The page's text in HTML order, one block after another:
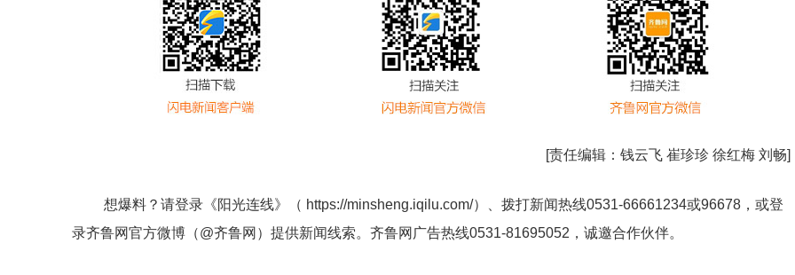
[责任编辑： 钱云飞 崔珍珍 徐红梅 刘畅]
想爆料？请登录《阳光连线》（ https://minsheng.iqilu.com/）、拨打新闻热线0531-66661234或96678，或登
录齐鲁网官方微博（@齐鲁网 ）提供新闻线索。齐鲁网广告热线0531-81695052 ，诚邀合作伙伴。